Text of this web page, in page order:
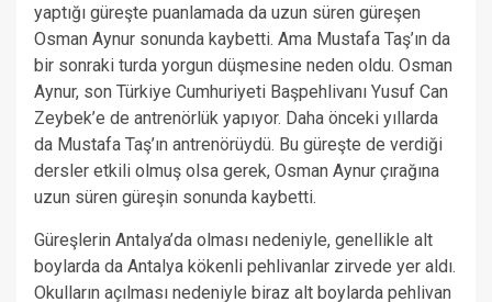
yaptığı güreşte puanlamada da uzun süren güreşen
Osman Aynur sonunda kaybetti. Ama Mustafa Taş’ın da
bir sonraki turda yorgun düşmesine neden oldu. Osman
Aynur, son Türkiye Cumhuriyeti Başpehlivanı Yusuf Can
Zeybek’e de antrenörlük yapıyor. Daha önceki yıllarda
da Mustafa Taş’ın antrenörüydü. Bu güreşte de verdiği
dersler etkili olmuş olsa gerek, Osman Aynur çırağına
uzun süren güreşin sonunda kaybetti.
Güreşlerin Antalya’da olması nedeniyle, genellikle alt
boylarda da Antalya kökenli pehlivanlar zirvede yer aldı.
Okulların açılması nedeniyle biraz alt boylarda pehlivan